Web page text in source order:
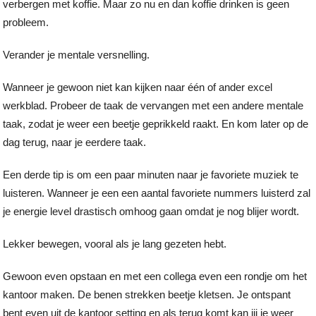
verbergen met koffie. Maar zo nu en dan koffie drinken is geen
probleem.
Verander je mentale versnelling.
Wanneer je gewoon niet kan kijken naar één of ander excel
werkblad. Probeer de taak de vervangen met een andere mentale
taak, zodat je weer een beetje geprikkeld raakt. En kom later op de
dag terug, naar je eerdere taak.
Een derde tip is om een paar minuten naar je favoriete muziek te
luisteren. Wanneer je een een aantal favoriete nummers luisterd zal
je energie level drastisch omhoog gaan omdat je nog blijer wordt.
Lekker bewegen, vooral als je lang gezeten hebt.
Gewoon even opstaan en met een collega even een rondje om het
kantoor maken. De benen strekken beetje kletsen. Je ontspant
bent even uit de kantoor setting en als terug komt kan jij je weer